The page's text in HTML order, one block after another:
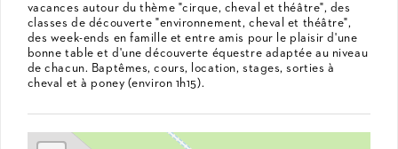
vacances autour du thème "cirque, cheval et théâtre", des
classes de découverte "environnement, cheval et théâtre",
des week-ends en famille et entre amis pour le plaisir d'une
bonne table et d'une découverte équestre adaptée au niveau
de chacun. Baptêmes, cours, location, stages, sorties à
cheval et à poney (environ 1h15).